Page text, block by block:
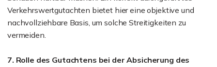
Verkehrswertgutachten bietet hier eine objektive und
nachvollziehbare Basis, um solche Streitigkeiten zu
vermeiden.
7. Rolle des Gutachtens bei der Absicherung des